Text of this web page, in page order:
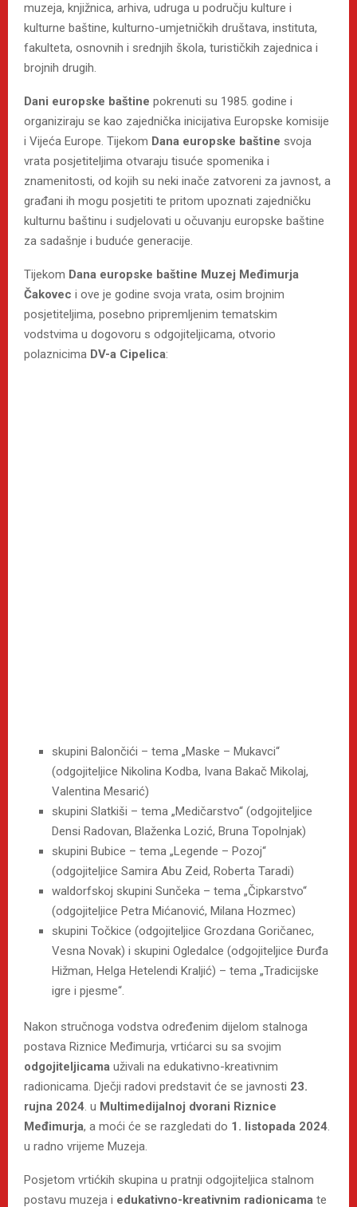
muzeja, knjižnica, arhiva, udruga u području kulture i
kulturne baštine, kulturno-umjetničkih društava, instituta,
fakulteta, osnovnih i srednjih škola, turističkih zajednica i
brojnih drugih.
Dani europske baštine pokrenuti su 1985. godine i
organiziraju se kao zajednička inicijativa Europske komisije
i Vijeća Europe. Tijekom Dana europske baštine svoja
vrata posjetiteljima otvaraju tisuće spomenika i
znamenitosti, od kojih su neki inače zatvoreni za javnost, a
građani ih mogu posjetiti te pritom upoznati zajedničku
kulturnu baštinu i sudjelovati u očuvanju europske baštine
za sadašnje i buduće generacije.
Tijekom Dana europske baštine Muzej Međimurja
Čakovec i ove je godine svoja vrata, osim brojnim
posjetiteljima, posebno pripremljenim tematskim
vodstvima u dogovoru s odgojiteljicama, otvorio
polaznicima DV-a Cipelica:
skupini Balončići – tema „Maske – Mukavci“
(odgojiteljice Nikolina Kodba, Ivana Bakač Mikolaj,
Valentina Mesarić)
skupini Slatkiši – tema „Medičarstvo“ (odgojiteljice
Densi Radovan, Blaženka Lozić, Bruna Topolnjak)
skupini Bubice – tema „Legende – Pozoj“
(odgojiteljice Samira Abu Zeid, Roberta Taradi)
waldorfskoj skupini Sunčeka – tema „Čipkarstvo“
(odgojiteljice Petra Mićanović, Milana Hozmec)
skupini Točkice (odgojiteljice Grozdana Goričanec,
Vesna Novak) i skupini Ogledalce (odgojiteljice Đurđa
Hižman, Helga Hetelendi Kraljić) – tema „Tradicijske
igre i pjesme“.
Nakon stručnoga vodstva određenim dijelom stalnoga
postava Riznice Međimurja, vrtićarci su sa svojim
odgojiteljicama uživali na edukativno-kreativnim
radionicama. Dječji radovi predstavit će se javnosti 23.
rujna 2024. u Multimedijalnoj dvorani Riznice
Međimurja, a moći će se razgledati do 1. listopada 2024.
u radno vrijeme Muzeja.
Posjetom vrtićkih skupina u pratnji odgojiteljica stalnom
postavu muzeja i edukativno-kreativnim radionicama te